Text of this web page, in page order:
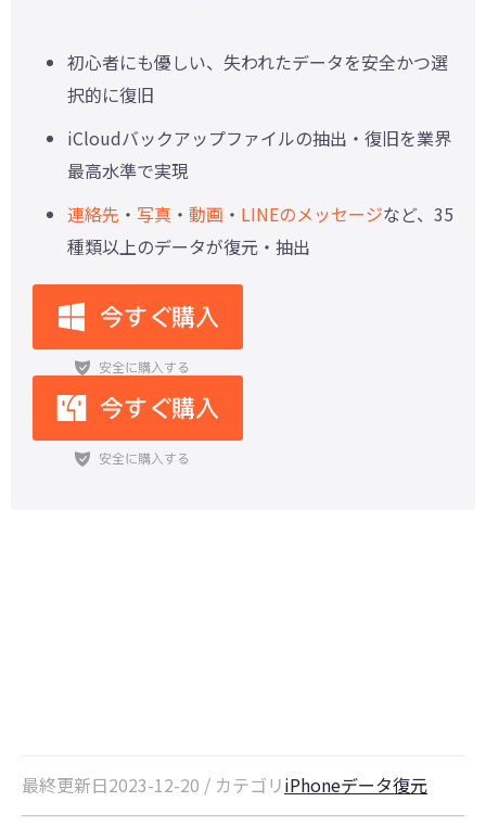
初心者にも優しい、失われたデータを安全かつ選
択的に復旧
iCloudバックアップファイルの抽出・復旧を業界
最高水準で実現
連絡先 ・ 写真 ・ 動画 ・ LINEのメッセージなど、35
種類以上のデータが復元・抽出
最終更新日2023-12-20 / カテゴリiPhoneデータ復元